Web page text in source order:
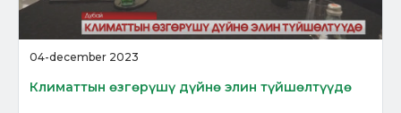
04-december 2023
Климаттын өзгөрүшү дүйнө элин түйшөлтүүдө